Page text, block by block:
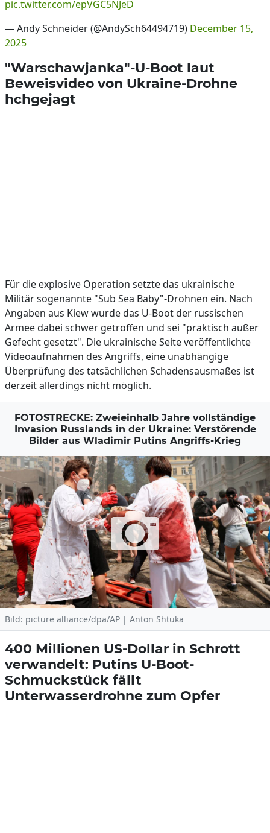
pic.twitter.com/epVGC5NJeD
— Andy Schneider (@AndySch64494719) December 15,
2025
"Warschawjanka"-U-Boot laut
Beweisvideo von Ukraine-Drohne
hchgejagt
Für die explosive Operation setzte das ukrainische
Militär sogenannte "Sub Sea Baby"-Drohnen ein. Nach
Angaben aus Kiew wurde das U-Boot der russischen
Armee dabei schwer getroffen und sei "praktisch außer
Gefecht gesetzt". Die ukrainische Seite veröffentlichte
Videoaufnahmen des Angriffs, eine unabhängige
Überprüfung des tatsächlichen Schadensausmaßes ist
derzeit allerdings nicht möglich.
FOTOSTRECKE: Zweieinhalb Jahre vollständige
Invasion Russlands in der Ukraine: Verstörende
Bilder aus Wladimir Putins Angriffs-Krieg
Bild: picture alliance/dpa/AP | Anton Shtuka
400 Millionen US-Dollar in Schrott
verwandelt: Putins U-Boot-
Schmuckstück fällt
Unterwasserdrohne zum Opfer